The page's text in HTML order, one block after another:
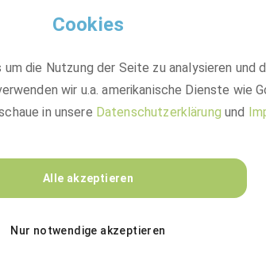
Witten, 58456 Witten-Herbede
Cookies
die Nutzung der Seite zu analysieren und
wir u.a. amerikanische Dienste wie
in unsere Datenschutzerklärung und
Alle akzeptieren
Nur notwendige akzeptieren